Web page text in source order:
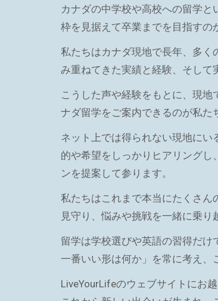
カナダの中学校や高校への留学
枠を見据えて卒業までを目指すの
私たちはカナダ現地で長年、多
み重ねてきた実績と経験、そして
こうした声や経験をもとに、現
ナダ留学をご案内できるのが私た
ネット上では得られない現地に
的や希望をしっかりヒアリング
ンを提案して参ります。
私たちはこれまで本当にたくさ
見守り、悩みや挑戦を一緒に乗り
留学は学校選びや英語の習得だ
一番いい形は何か」を常に考え、
LiveYourLifeのウェブサイトにお